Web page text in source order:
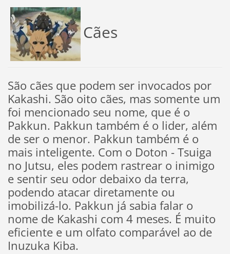
Cães
São cães que podem ser invocados por
Kakashi. São oito cães, mas somente um
foi mencionado seu nome, que é o
Pakkun. Pakkun também é o lider, além
de ser o menor. Pakkun também é o
mais inteligente. Com o Doton - Tsuiga
no Jutsu, eles podem rastrear o inimigo
e sentir seu odor debaixo da terra,
podendo atacar diretamente ou
imobilizá-lo. Pakkun já sabia falar o
nome de Kakashi com 4 meses. É muito
eficiente e um olfato comparável ao de
Inuzuka Kiba.